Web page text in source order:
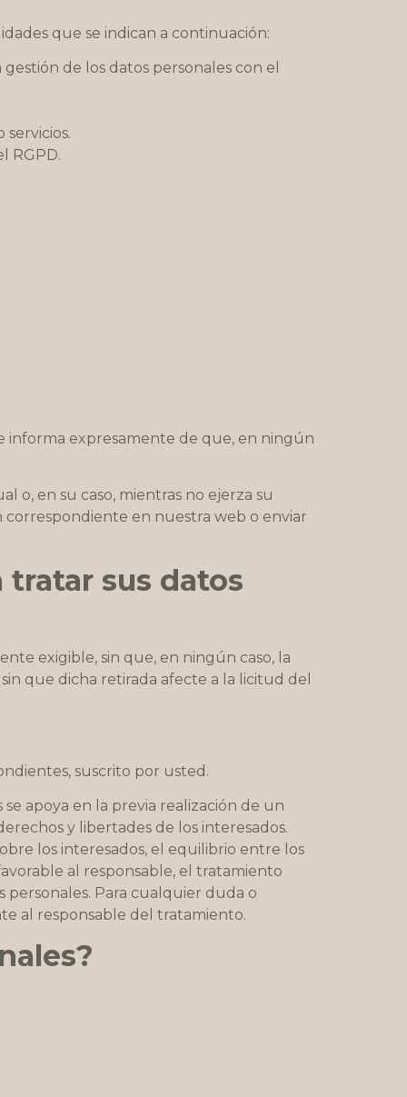
que se indican a continuación:
de los datos personales con el
RGPD.
informa expresamente de que, en ningún
o, en su caso, mientras no ejerza su
correspondiente en nuestra web o enviar
tratar sus datos
exigible, sin que, en ningún caso, la
que dicha retirada afecte a la licitud del
suscrito por usted.
apoya en la previa realización de un
y libertades de los interesados.
los interesados, el equilibrio entre los
al responsable, el tratamiento
Para cualquier duda o
al responsable del tratamiento.